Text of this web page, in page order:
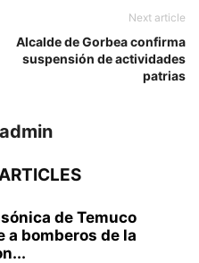
Next article
Alcalde de Gorbea confirma
suspensión de actividades
patrias
admin
de Temuco
a bomberos de la